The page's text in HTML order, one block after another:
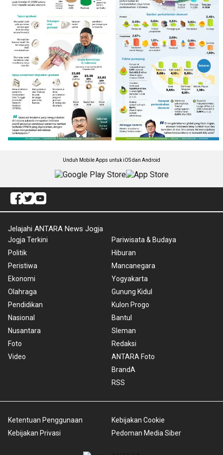
Unduh Mobile Apps untuk iOS dan Android
Jelajahi ANTARA News Jogja
Jogja Terkini
Politik
Peristiwa
Ekonomi
Olahraga
Pendidikan
Nasional
Nusantara
Foto
Video
Pariwisata & Budaya
Hiburan
Mancanegara
Yogyakarta
Gunung Kidul
Kulon Progo
Bantul
Sleman
Redaksi
ANTARA Foto
BrandA
RSS
Ketentuan Penggunaan
Kebijakan Privasi
Kebijakan Cookie
Pedoman Media Siber